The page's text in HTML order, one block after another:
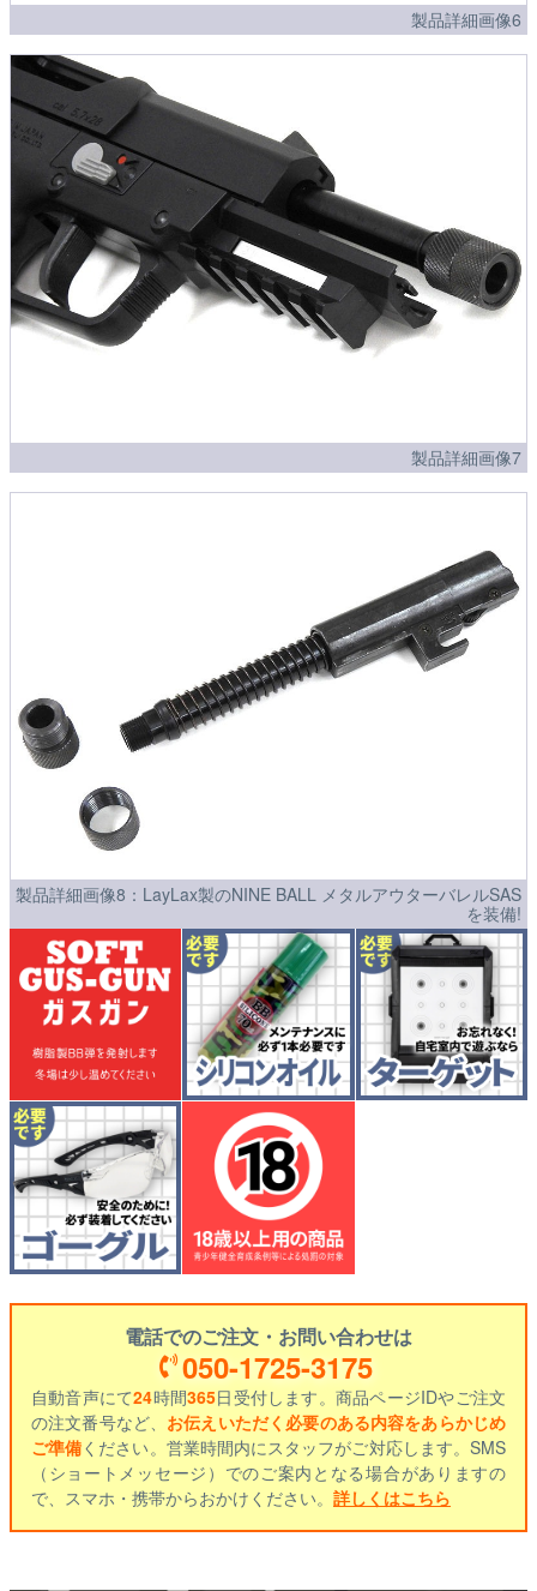
製品詳細画像6
製品詳細画像7
製品詳細画像8：LayLax製のNINE BALL メタルアウターバレルSAS
を装備!
電話でのご注文・お問い合わせは
050-1725-3175
自動音声にて24時間365日受付します。商品ページIDやご注文
の注文番号など、 お伝えいただく必要のある内容をあらかじめ
ご準備ください。営業時間内にスタッフがご対応します。SMS
（ショートメッセージ）でのご案内となる場合がありますの
で、スマホ・携帯からおかけください。 詳しくはこちら